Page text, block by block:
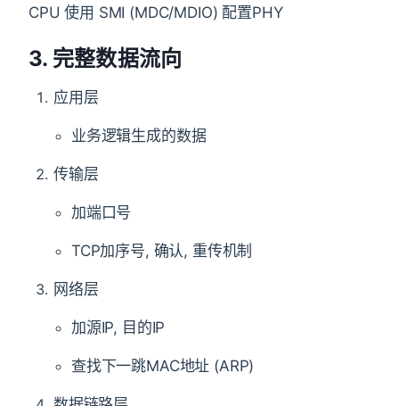
CPU 使用 SMI (MDC/MDIO) 配置PHY
3. 完整数据流向
应用层
业务逻辑生成的数据
传输层
加端口号
TCP加序号, 确认, 重传机制
网络层
加源IP, 目的IP
查找下一跳MAC地址 (ARP)